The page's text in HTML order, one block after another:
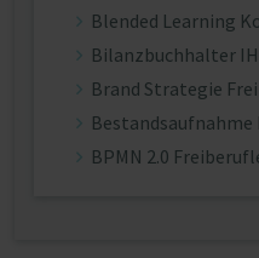
Blended Learning
Bilanzbuchhalter
Brand Strategie
BPMN 2.0